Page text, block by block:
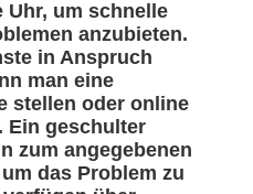
Uhr, um schnelle
anzubieten.
in Anspruch
man eine
stellen oder online
Ein geschulter
zum angegebenen
das Problem zu